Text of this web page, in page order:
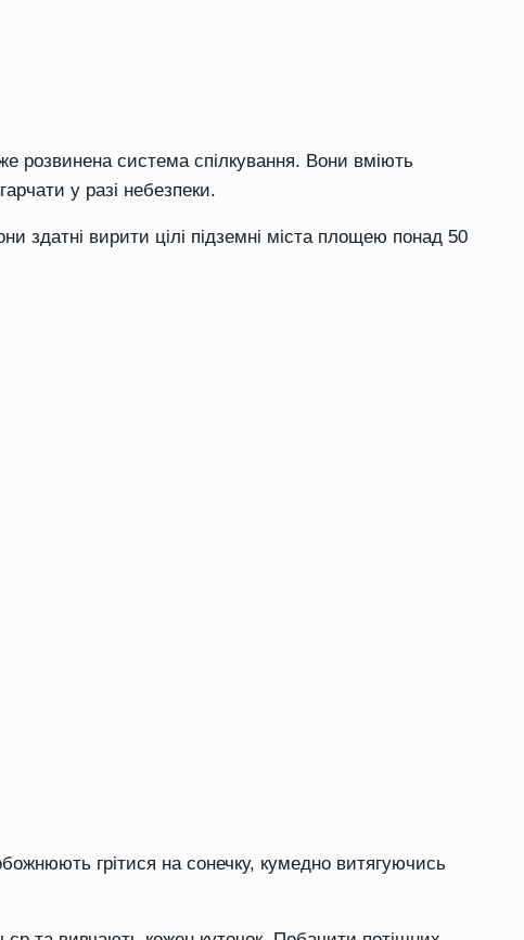
розвинена система спілкування. Вони вміють
у разі небезпеки.
здатні вирити цілі підземні міста площею понад 50
грітися на сонечку, кумедно витягуючись